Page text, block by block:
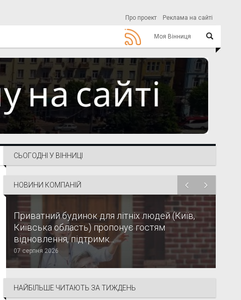
Про проект Реклама на сайті
Моя Вінниця
СЬОГОДНІ У ВІННИЦІ
НОВИНИ КОМПАНІЙ
Приватний будинок для літніх людей (Київ,
Київська область) пропонує гостям
відновлення, підтримк...
07 серпня 2026
НАЙБІЛЬШЕ ЧИТАЮТЬ ЗА ТИЖДЕНЬ